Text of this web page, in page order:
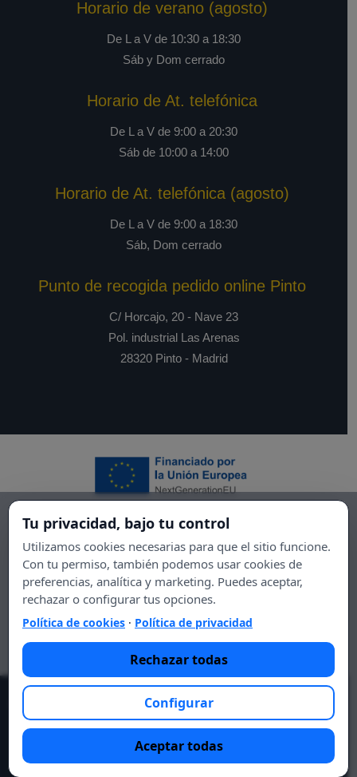
Horario de verano (agosto)
De L a V de 10:30 a 18:30
Sáb y Dom cerrado
Horario de At. telefónica
De L a V de 9:00 a 20:30
Sáb de 10:00 a 14:00
Horario de At. telefónica (agosto)
De L a V de 9:00 a 18:30
Sáb, Dom cerrado
Punto de recogida pedido online Pinto
C/ Horcajo, 20 - Nave 23
Pol. industrial Las Arenas
28320 Pinto - Madrid
Lo esencial es tu salud, lo esencial
eres tú.
Política de privacidad
Tu privacidad, bajo tu control
Utilizamos cookies necesarias para que el sitio funcione.
Con tu permiso, también podemos usar cookies de
preferencias, analítica y marketing. Puedes aceptar,
rechazar o configurar tus opciones.
Política de cookies · Política de privacidad
Rechazar todas
Configurar
Aceptar todas